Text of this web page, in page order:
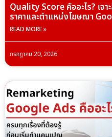
Quality Score คืออะไร? เจ
ราคาและตำแหน่งโฆษณา
READ MORE »
กรกฎาคม 20, 2026